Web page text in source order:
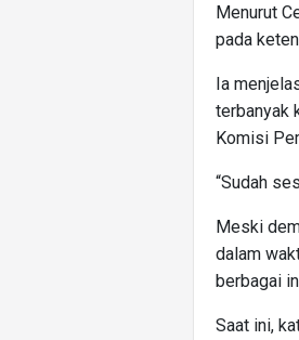
Menurut
pada
Ia
terbanyak
Komisi
“Sudah
Meski
dalam
berbagai
Saat ini,